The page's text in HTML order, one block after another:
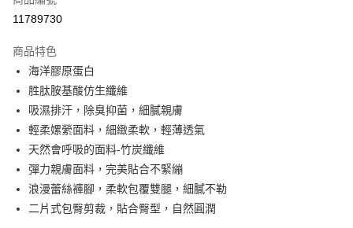
超商取貨付款
Apple Pay
街口支付
悠遊付
全盈+PAY
大哥付你分期
相關說明
11789730
商品特色
海洋膠原蛋白
胜肽胺基酸仿生纖維
吸濕排汗，除臭抑菌，細膩親膚
輕柔嫘縈面料，細緻柔軟，輕薄透氣
天然會呼吸的面料-竹炭纖維
彈力親膚面料，完美貼合不緊繃
浪漫蕾絲褲腳，柔軟包覆雙腿，細膩不勒
二片式包臀剪裁，貼合臀型，自然圓潤